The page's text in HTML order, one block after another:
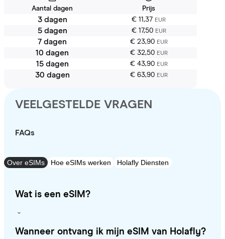
Aantal dagen Prijs
3 dagen € 11,37 EUR
5 dagen € 17,50 EUR
7 dagen € 23,90 EUR
10 dagen € 32,50 EUR
15 dagen € 43,90 EUR
30 dagen € 63,90 EUR
VEELGESTELDE VRAGEN
FAQs
Over eSIMs Hoe eSIMs werken Holafly Diensten
Wat is een eSIM?
Wanneer ontvang ik mijn eSIM van Holafly?